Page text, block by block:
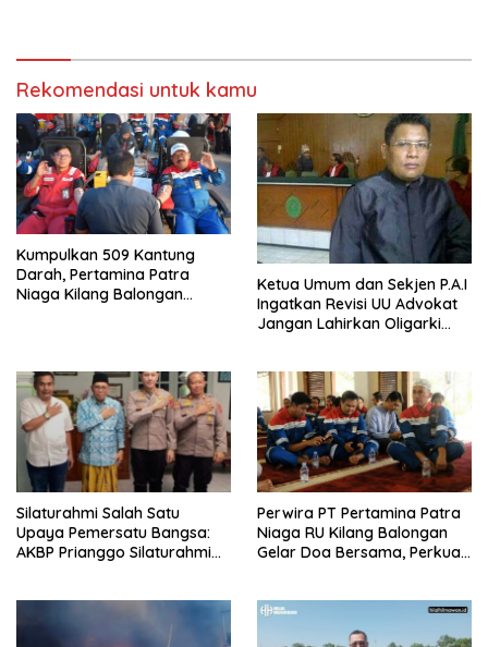
Rekomendasi untuk kamu
Kumpulkan 509 Kantung
Darah, Pertamina Patra
Niaga Kilang Balongan
Ketua Umum dan Sekjen P.A.I
Ingatkan Revisi UU Advokat
Jangan Lahirkan Oligarki
Silaturahmi Salah Satu
Upaya Pemersatu Bangsa:
AKBP Prianggo Silaturahmi
Perwira PT Pertamina Patra
Niaga RU Kilang Balongan
Gelar Doa Bersama, Perkuat